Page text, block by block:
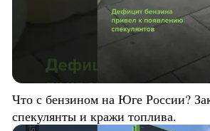
Что с бензином на Юге России?
спекулянты и кражи топлива.